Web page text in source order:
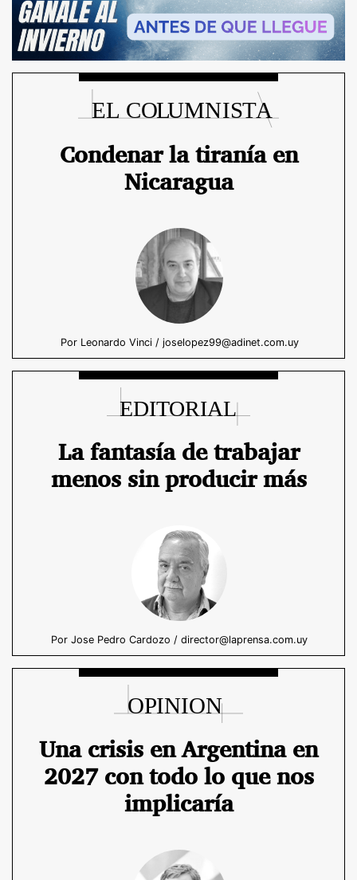
Condenar la tiranía en
Nicaragua
Por Leonardo Vinci / joselopez99@adinet.com.uy
La fantasía de trabajar
menos sin producir más
Por Jose Pedro Cardozo / director@laprensa.com.uy
Una crisis en Argentina en
2027 con todo lo que nos
implicaría